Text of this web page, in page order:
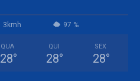
3kmh 97 %
QUA
28°
QUI
28°
SEX
28°